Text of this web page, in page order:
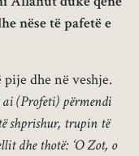
nëse të pafetë e
dhe në veshje.
(Profeti) përmendi
shprishur, trupin të
dhe thotë: ‘O Zot, o